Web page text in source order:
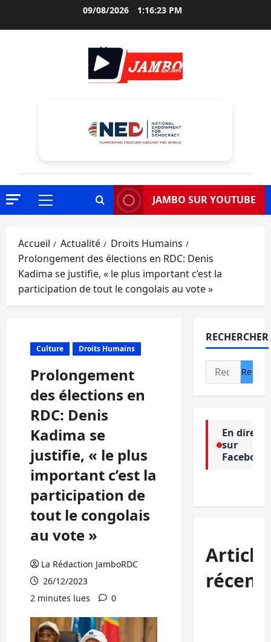
09/08/2026 1:16:24 PM
Menu
JAMBO SUR YOUTUBE
Accueil Actualité
Droits Humains
Prolongement des élections en RDC: Denis
Kadima se justifie, « le plus important c’est la
participation de tout le congolais au vote »
Culture Droits Humains
Prolongement
des élections en
RDC: Denis
Kadima se
justifie, « le plus
important c’est la
participation de
tout le congolais
au vote »
La Rédaction JamboRDC
26/12/2023
2 minutes lues
0
RECHERCHER
Rechercher :
En direct
sur
Facebook